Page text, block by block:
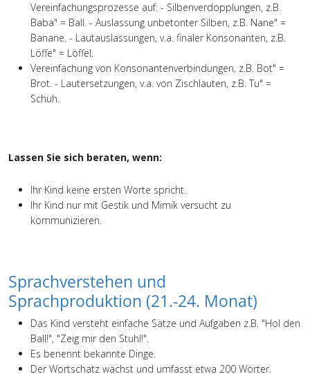
Vereinfachungsprozesse auf: - Silbenverdopplungen, z.B.
Baba" = Ball. - Auslassung unbetonter Silben, z.B. Nane" =
Banane. - Lautauslassungen, v.a. finaler Konsonanten, z.B.
Löffe" = Löffel.
Vereinfachung von Konsonantenverbindungen, z.B. Bot" =
Brot. - Lautersetzungen, v.a. von Zischlauten, z.B. Tu" =
Schuh.
Lassen Sie sich beraten, wenn:
Ihr Kind keine ersten Worte spricht.
Ihr Kind nur mit Gestik und Mimik versucht zu
kommunizieren.
Sprachverstehen und
Sprachproduktion (21.-24. Monat)
Das Kind versteht einfache Sätze und Aufgaben z.B. "Hol den
Ball!", "Zeig mir den Stuhl!".
Es benennt bekannte Dinge.
Der Wortschatz wächst und umfasst etwa 200 Wörter.